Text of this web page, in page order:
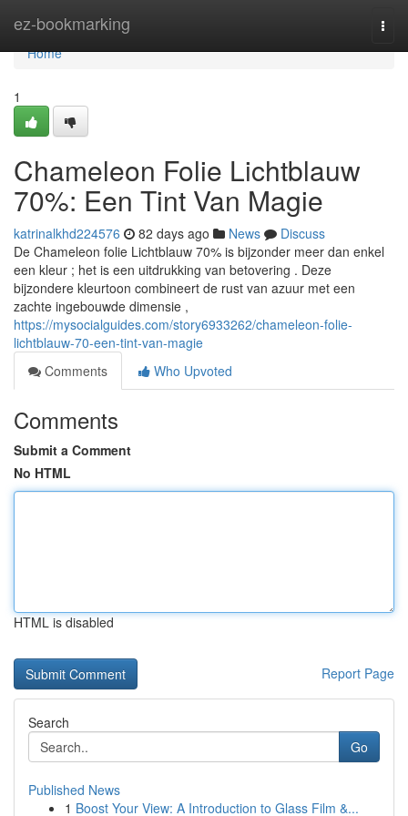
ez-bookmarking
Home
Home
1
Chameleon Folie Lichtblauw
70%: Een Tint Van Magie
katrinalkhd224576 82 days ago News
Discuss
De Chameleon folie Lichtblauw 70% is bijzonder meer dan enkel
een kleur ; het is een uitdrukking van betovering . Deze
bijzondere kleurtoon combineert de rust van azuur met een
zachte ingebouwde dimensie ,
https://mysocialguides.com/story6933262/chameleon-folie-
lichtblauw-70-een-tint-van-magie
Comments
Who Upvoted
Comments
Submit a Comment
No HTML
HTML is disabled
Report Page
Search
Go
Published News
1 Boost Your View: A Introduction to Glass Film &...